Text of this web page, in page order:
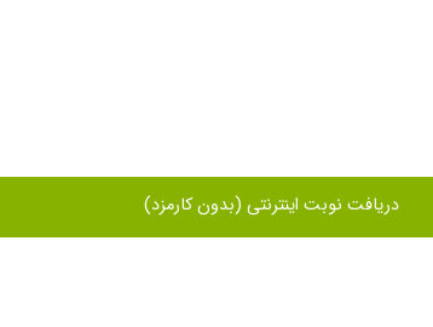
دریافت نوبت اینترنتی (بدون کارمزد)